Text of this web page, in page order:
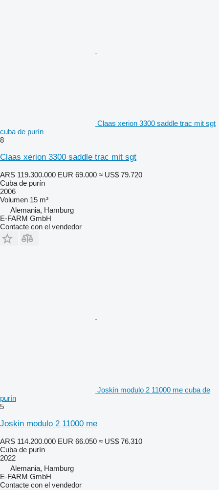
Claas xerion 3300 saddle trac mit sgt
cuba de purín
8
Claas xerion 3300 saddle trac mit sgt
ARS 119.300.000 EUR 69.000 ≈ US$ 79.720
Cuba de purín
2006
Volumen 15 m³
Alemania, Hamburg
E-FARM GmbH
Contacte con el vendedor
Joskin modulo 2 11000 me cuba de
purín
5
Joskin modulo 2 11000 me
ARS 114.200.000 EUR 66.050 ≈ US$ 76.310
Cuba de purín
2022
Alemania, Hamburg
E-FARM GmbH
Contacte con el vendedor